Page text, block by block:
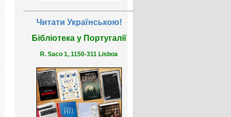
Читати Українською!
Бібліотека у Португалії
R. Saco 1, 1150-311 Lisboa